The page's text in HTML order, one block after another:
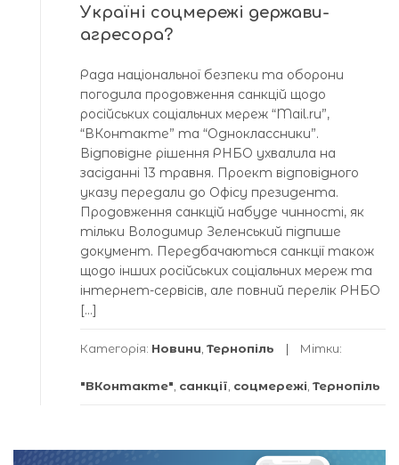
Україні соцмережі держави-
агресора?
Рада національної безпеки та оборони
погодила продовження санкцій щодо
російських соціальних мереж “Mail.ru”,
“ВКонтакте” та “Одноклассники”.
Відповідне рішення РНБО ухвалила на
засіданні 13 травня. Проект відповідного
указу передали до Офісу президента.
Продовження санкцій набуде чинності, як
тільки Володимир Зеленський підпише
документ. Передбачаються санкції також
щодо інших російських соціальних мереж та
інтернет-сервісів, але повний перелік РНБО
[…]
Категорія: Новини Тернопіль Мітки:
"ВКонтакте" санкції соцмережі Тернопіль